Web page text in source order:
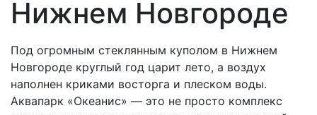
Нижнем Новгороде
Под огромным стеклянным куполом в Нижнем
Новгороде круглый год царит лето, а воздух
наполнен криками восторга и плеском воды.
Аквапарк «Океанис» — это не просто комплекс